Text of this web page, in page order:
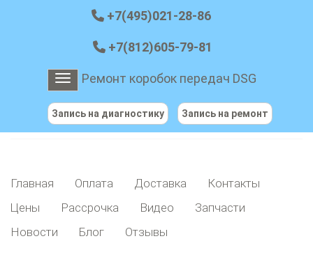
+7(495)021-28-86
+7(812)605-79-81
Toggle navigation
Ремонт коробок передач DSG
Запись на диагностику Запись на ремонт
Главная Оплата Доставка
Контакты
Цены
Рассрочка Видео
Запчасти
Новости
Блог Отзывы